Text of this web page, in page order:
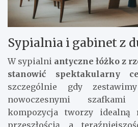
Sypialnia i gabinet z
W sypialni antyczne łóżko z
stanowić spektakularny
szczególnie gdy
nowoczesnymi
kompozycja tworzy idealną